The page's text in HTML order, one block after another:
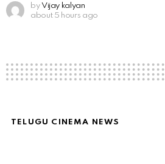
by Vijay kalyan
about 5 hours ago
TELUGU CINEMA NEWS